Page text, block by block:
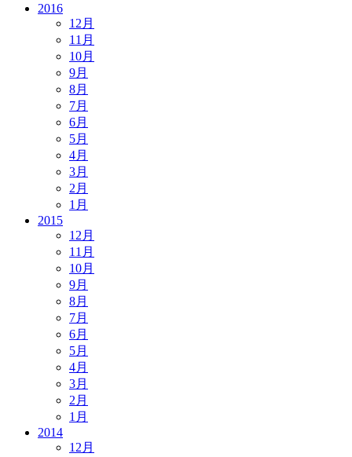
2016
12月
11月
10月
9月
8月
7月
6月
5月
4月
3月
2月
1月
2015
12月
11月
10月
9月
8月
7月
6月
5月
4月
3月
2月
1月
2014
12月